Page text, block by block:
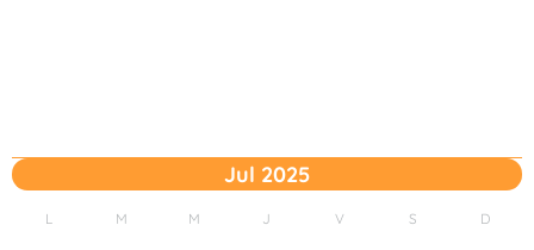
Jul 2025
L M M J V S D